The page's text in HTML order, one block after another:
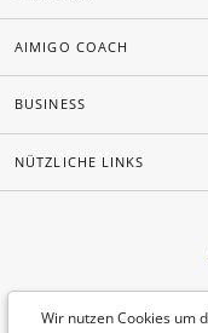
Wir nutzen Cookies um
AIMIGO COACH
BUSINESS
NÜTZLICHE LINKS